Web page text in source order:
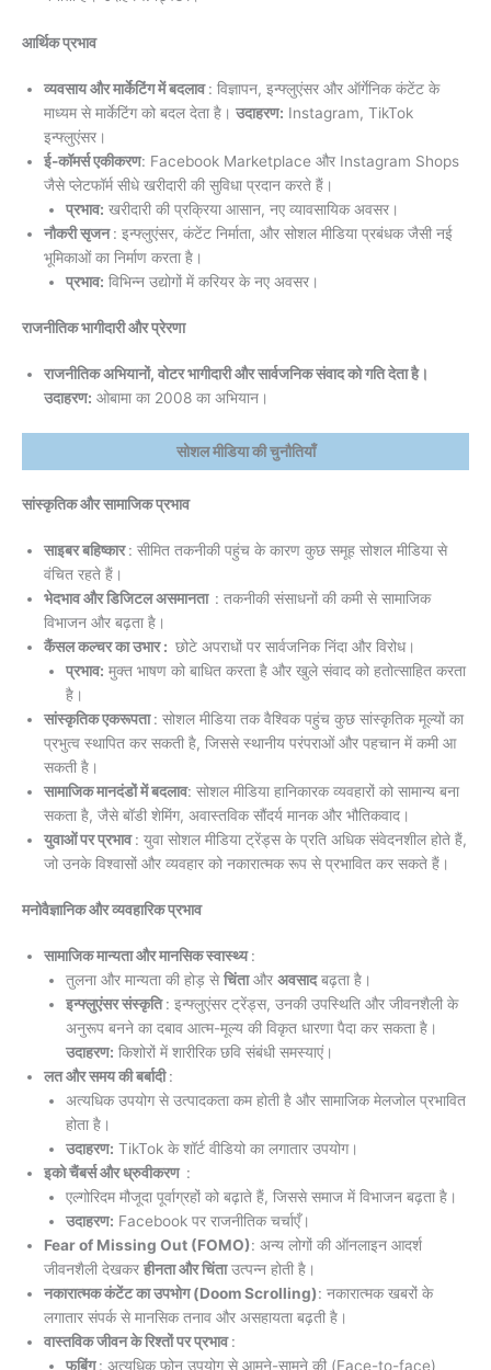
आर्थिक प्रभाव
व्यवसाय और मार्केटिंग में बदलाव: विज्ञापन, इन्फ्लुएंसर और ऑर्गेनिक कंटेंट के
माध्यम से मार्केटिंग को बदल देता है। उदाहरण: Instagram, TikTok
इन्फ्लुएंसर।
ई-कॉमर्स एकीकरण: Facebook Marketplace और Instagram Shops
जैसे प्लेटफॉर्म सीधे खरीदारी की सुविधा प्रदान करते हैं।
प्रभाव: खरीदारी की प्रक्रिया आसान, नए व्यावसायिक अवसर।
नौकरी सृजन: इन्फ्लुएंसर, कंटेंट निर्माता, और सोशल मीडिया प्रबंधक जैसी नई
भूमिकाओं का निर्माण करता है।
प्रभाव: विभिन्न उद्योगों में करियर के नए अवसर।
राजनीतिक भागीदारी और प्रेरणा
राजनीतिक अभियानों, वोटर भागीदारी और सार्वजनिक संवाद को गति देता है।
उदाहरण: ओबामा का 2008 का अभियान।
सोशल मीडिया की चुनौतियाँ
सांस्कृतिक और सामाजिक प्रभाव
साइबर बहिष्कार: सीमित तकनीकी पहुंच के कारण कुछ समूह सोशल मीडिया से
वंचित रहते हैं।
भेदभाव और डिजिटल असमानता : तकनीकी संसाधनों की कमी से सामाजिक
विभाजन और बढ़ता है।
कैंसल कल्चर का उभार : छोटे अपराधों पर सार्वजनिक निंदा और विरोध।
प्रभाव: मुक्त भाषण को बाधित करता है और खुले संवाद को हतोत्साहित करता
है।
सांस्कृतिक एकरूपता: सोशल मीडिया तक वैश्विक पहुंच कुछ सांस्कृतिक मूल्यों का
प्रभुत्व स्थापित कर सकती है, जिससे स्थानीय परंपराओं और पहचान में कमी आ
सकती है।
सामाजिक मानदंडों में बदलाव: सोशल मीडिया हानिकारक व्यवहारों को सामान्य बना
सकता है, जैसे बॉडी शेमिंग, अवास्तविक सौंदर्य मानक और भौतिकवाद।
युवाओं पर प्रभाव: युवा सोशल मीडिया ट्रेंड्स के प्रति अधिक संवेदनशील होते हैं,
जो उनके विश्वासों और व्यवहार को नकारात्मक रूप से प्रभावित कर सकते हैं।
मनोवैज्ञानिक और व्यवहारिक प्रभाव
सामाजिक मान्यता और मानसिक स्वास्थ्य:
तुलना और मान्यता की होड़ सेचिंताऔर अवसादबढ़ता है।
इन्फ्लुएंसर संस्कृति: इन्फ्लुएंसर ट्रेंड्स, उनकी उपस्थिति और जीवनशैली के
अनुरूप बनने का दबाव आत्म-मूल्य की विकृत धारणा पैदा कर सकता है।
उदाहरण: किशोरों में शारीरिक छवि संबंधी समस्याएं।
लत और समय की बर्बादी:
अत्यधिक उपयोग से उत्पादकता कम होती है और सामाजिक मेलजोल प्रभावित
होता है।
उदाहरण: TikTok के शॉर्ट वीडियो का लगातार उपयोग।
इको चैंबर्स और ध्रुवीकरण :
एल्गोरिदम मौजूदा पूर्वाग्रहों को बढ़ाते हैं, जिससे समाज में विभाजन बढ़ता है।
उदाहरण: Facebook पर राजनीतिक चर्चाएँ।
Fear of Missing Out (FOMO): अन्य लोगों की ऑनलाइन आदर्श
जीवनशैली देखकर हीनता और चिंताउत्पन्न होती है।
नकारात्मक कंटेंट का उपभोग (Doom Scrolling): नकारात्मक खबरों के
लगातार संपर्क से मानसिक तनाव और असहायता बढ़ती है।
वास्तविक जीवन के रिश्तों पर प्रभाव:
फबिंग: अत्यधिक फोन उपयोग से आमने-सामने की (Face-to-face)